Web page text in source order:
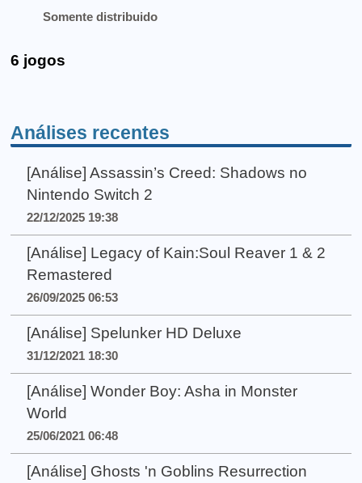
Somente distribuido
6 jogos
Análises recentes
[Análise] Assassin’s Creed: Shadows no
Nintendo Switch 2
22/12/2025 19:38
[Análise] Legacy of Kain:Soul Reaver 1 & 2
Remastered
26/09/2025 06:53
[Análise] Spelunker HD Deluxe
31/12/2021 18:30
[Análise] Wonder Boy: Asha in Monster
World
25/06/2021 06:48
[Análise] Ghosts 'n Goblins Resurrection